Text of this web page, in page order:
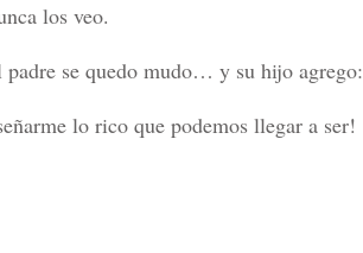
los veo.
se quedo mudo… y su hijo agrego:
lo rico que podemos llegar a ser!